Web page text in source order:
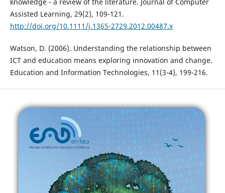
Assisted Learning, 29(2), 109-121.
http://doi.org/10.1111/j.1365-2729.2012.00487.x
Watson, D. (2006). Understanding the relationship between
ICT and education means exploring innovation and change.
Education and Information Technologies, 11(3-4), 199-216.